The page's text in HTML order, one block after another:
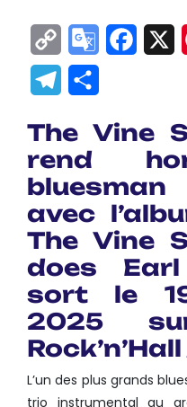
Copy
Link
Google
X
Telegram
The Vine
rend
avec
The Vine
does
sort le
2025
L’un des plus grands
trio instrumental au